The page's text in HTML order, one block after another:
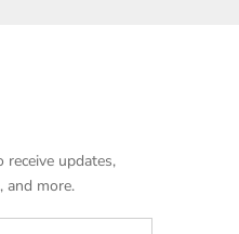
receive updates,
and more.